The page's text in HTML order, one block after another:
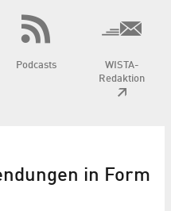
Podcasts
WISTA-
Redaktion
in Form